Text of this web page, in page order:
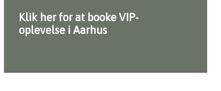
Klik her for at booke VIP-
oplevelse i Aarhus